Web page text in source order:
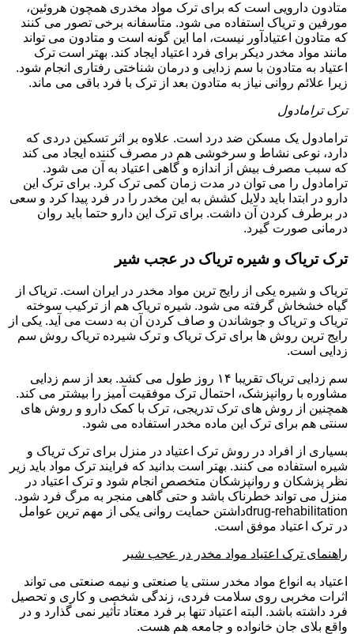
متادون دارویی است که برای ترک مواد مخدری همچون هروئین،
مورفین و تریاک استفاده می شود. متأسفانه برخی تصور می کنند
که متادون اعتیادآور نیست، اما این گونه است و متادون می تواند
مانند مواد مخدر دیکر برای فرد اعتیاد ایجاد کند. بهتر است ترک
اعتیاد به متادون با سم زدایی و درمان شناختی رفتاری انجام شود.
زیرا علائم روانی نیاز به متادون بعد از ترک با فرد باقی می ماند.
ترک ترامادول
ترامادول یک مسکن ضد درد است. علاوه بر اثر تسکین دردی که
دارد، نوعی نشاط و سرخوشی هم در مصرف کننده ایجاد می کند
که سبب مصرف بیش از اندازه و گاهی اعتیاد به آن می شود.
ترامادول را می توان در مدت زمان کمی ترک کرد. برای ترک این
دارو در ابتدا باید دلایل کشش به این مخدر را در فرد پیدا کرد و سعی
در برطرف کردن آن داشت. برای ترک این دارو حتما باید روان
درمانی صورت گیرد.
ترک تریاک و شیره تریاک در عجب شیر
تریاک و شیره یکی از رایج ترین مواد مخدر در ایران است. تریاک از
گیاه خشخاش گرفته می شود. شیره تریاک هم از ترکیب سوخته
تریاک و تریاک و جوشاندن و صاف کردن آن به دست می آید. یکی از
رایج ترین روش ها برای ترک تریاک و ترک شیرده تریاک روش سم
زدایی است.
سم زدایی تریاک تقریبا ۱۴ روز طول می کشد. بعد از سم زدایی
مشاوره با روانپزشک، احتمال ترک موفقیت آمیز را بیشتر می کند.
همچنین از روش های ترک تدریجی، ترک با کمک دارو و روش های
سنتی هم برای ترک این ماده مخدر استفاده می شود.
بسیاری از افراد در روش ترک اعتیاد در منزل برای ترک تریاک و
شیره استفاده می کنند. بهتر است بدانید که فرایند ترک مواد باید زیر
نظر پزشکان و روانپزشکان متخصص انجام شود و ترک اعتیاد در
منزل می تواند خطرناک باشد و حتی گاهی منجر به مرگ فرد شود.
drug-rehabilitationداشتن حمایت روانی یکی از مهم ترین عوامل
در ترک اعتیاد موفق است.
راهنمای ترک اعتیاد مواد مخدر در عجب شیر
اعتیاد به انواع مواد مخدر سنتی یا صنعتی و نیمه صنعتی می تواند
اثرات مخربی روی سلامت فردی، زندگی شخصی و کاری و تحصیل
فرد داشته باشد. البته اعتیاد تنها بر فرد معتاد تأثیر نمی گذارد و در
واقع بلای جان خانواده و جامعه هم هست.